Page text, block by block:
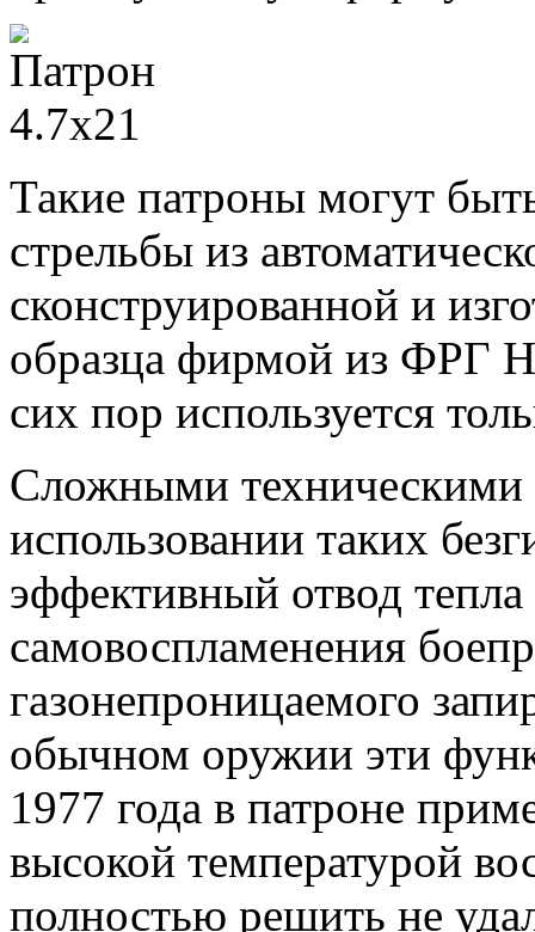
Такие патроны могут
стрельбы из
сконструированной и
образца фирмой из ФРГ
сих пор используется
Сложными
использовании таких
эффективный отвод
самовоспламенения
газонепроницаемого
обычном оружии эти
1977 года в патроне
высокой температурой
полностью решить не